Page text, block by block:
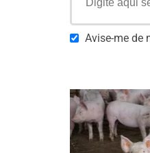
Avise-me de